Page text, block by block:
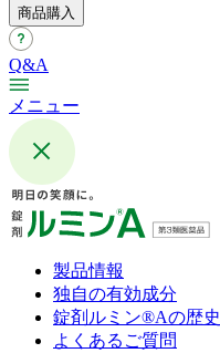
商品購入
Q&A
メニュー
製品情報
独自の有効成分
錠剤ルミン®︎Aの歴史
よくあるご質問